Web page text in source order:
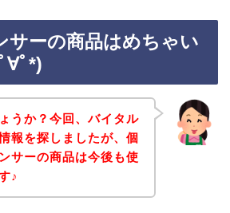
サーの商品はめちゃい
∀ﾟ*)
うか？今回、バイタル
報を探しましたが、個
サーの商品は今後も使
♪